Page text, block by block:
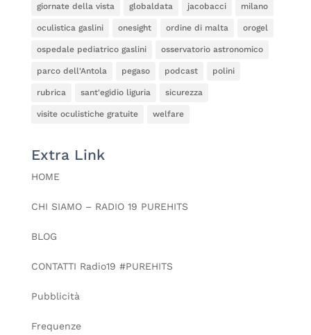
giornate della vista globaldata jacobacci milano
oculistica gaslini onesight ordine di malta orogel
ospedale pediatrico gaslini osservatorio astronomico
parco dell'Antola pegaso podcast polini
rubrica sant'egidio liguria sicurezza
visite oculistiche gratuite welfare
Extra Link
HOME
CHI SIAMO – RADIO 19 PUREHITS
BLOG
CONTATTI Radio19 #PUREHITS
Pubblicità
Frequenze